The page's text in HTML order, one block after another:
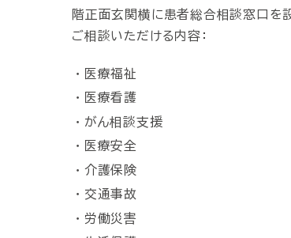
階正面玄関横に患者総合相談窓口を設
ご相談いただける内容：
医療福祉
医療看護
がん相談支援
医療安全
介護保険
交通事故
労働災害